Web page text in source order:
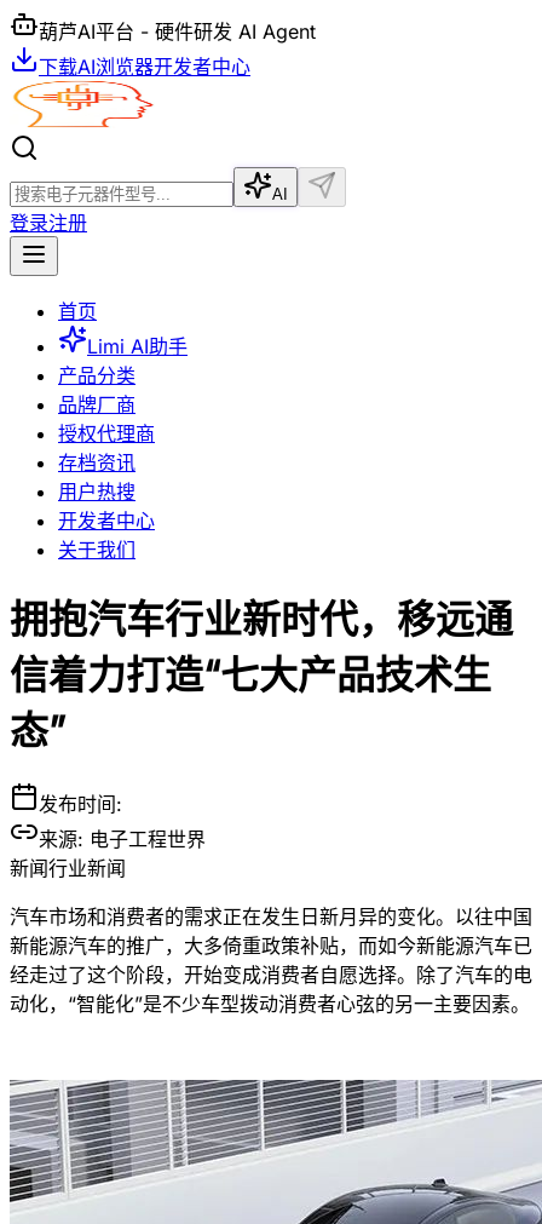
葫芦AI平台 - 硬件研发 AI Agent
下载AI浏览器开发者中心
AI
登录注册
首页
Limi AI助手
产品分类
品牌厂商
授权代理商
存档资讯
用户热搜
开发者中心
关于我们
拥抱汽车行业新时代，移远通
信着力打造“七大产品技术生
态”
发布时间:
来源: 电子工程世界
新闻行业新闻
汽车市场和消费者的需求正在发生日新月异的变化。以往中国
新能源汽车的推广，大多倚重政策补贴，而如今新能源汽车已
经走过了这个阶段，开始变成消费者自愿选择。除了汽车的电
动化，“智能化”是不少车型拨动消费者心弦的另一主要因素。